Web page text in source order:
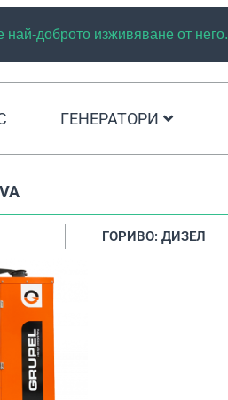
най-доброто изживяване от него.
ГЕНЕРАТОРИ
ГОРИВО: ДИЗЕЛ